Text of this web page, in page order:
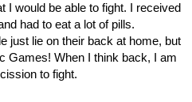
I would be able to fight. I received
had to eat a lot of pills.
just lie on their back at home, but
Games! When I think back, I am
to fight.